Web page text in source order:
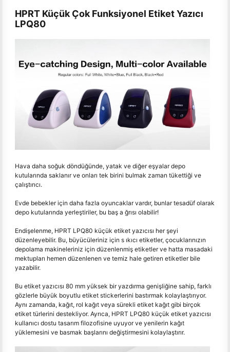
HPRT Küçük Çok Funksiyonel Etiket Yazıcı
LPQ80
Hava daha soğuk döndüğünde, yatak ve diğer eşyalar depo
kutularında saklanır ve onları tek birini bulmak zaman tükettiği ve
çalıştırıcı.
Evde bebekler için daha fazla oyuncaklar vardır, bunlar tesadüf olarak
depo kutularında yerleştiriler, bu baş a ğrısı olabilir!
Endişelenme, HPRT LPQ80 küçük etiket yazıcısı her şeyi
düzenleyebilir. Bu, büyücüleriniz için s ıkıcı etiketler, çocuklarınızın
depolama makineleriniz için düzenlenmiş etiketler ve hatta masadaki
mektupları hemen düzenlenen ve temiz hale getiren etiketler bile
yazabilir.
Bu etiket yazıcısı 80 mm yüksek bir yazdırma genişliğine sahip, farklı
gözlerle büyük boyutlu etiket stickerlerini bastırmak kolaylaştırıyor.
Aynı zamanda, kağıt, rol kağıt veya sürekli etiket kağıt gibi birçok
etiket türlerini destekliyor. Ayrıca, HPRT LPQ80 küçük etiket yazıcısı
kullanıcı dostu tasarım filozofisine uyuyor ve yenilerin kağıt
yüklemesini ve basmak başlarını değiştirmesini kolaylaştırır.